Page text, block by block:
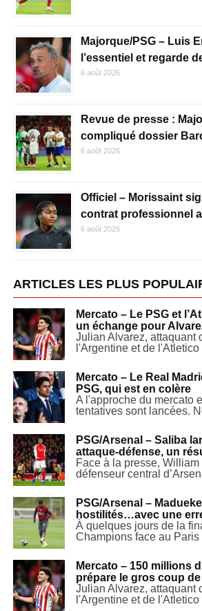
Majorque/PSG – Luis
l’essentiel et regarde
6 août 2026
Revue de presse :
compliqué dossier
6 août 2026
Officiel – Morissaint
contrat professionnel
6 août 2026
ARTICLES LES PLUS
Mercato – Le PSG et
un échange pour
Julian Alvarez, attaquant
l'Argentine et de l'Atletico
Mercato – Le Real
PSG, qui est en colère
A l'approche du mercato
tentatives sont lancées.
PSG/Arsenal – Saliba
attaque-défense, un
Face à la presse,
défenseur central
PSG/Arsenal –
hostilités…avec une
À quelques jours de la
Champions face au Paris
Mercato – 150 millions
prépare le gros coup de
Julian Alvarez, attaquant
l'Argentine et de l'Atletico